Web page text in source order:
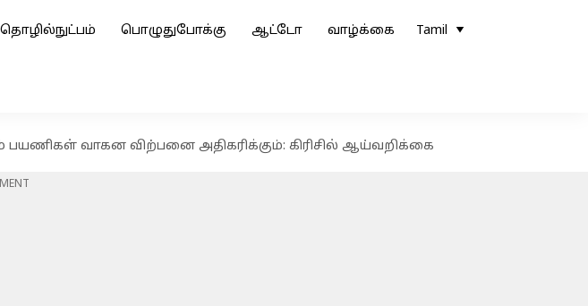
தொழில்நுட்பம் பொழுதுபோக்கு ஆட்டோ வாழ்க்கை Tamil
பயணிகள் வாகன விற்பனை அதிகரிக்கும்: கிரிசில் ஆய்வறிக்கை